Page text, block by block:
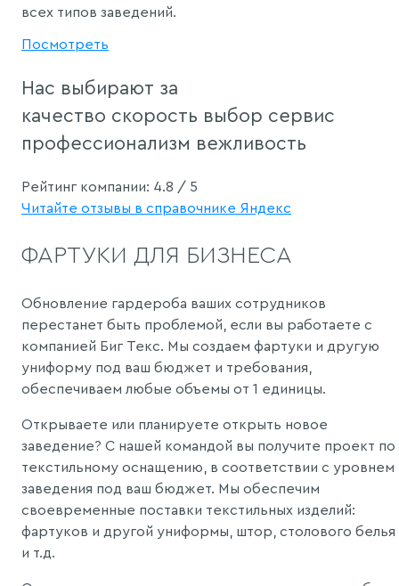
всех типов заведений.
Посмотреть
Нас выбирают за
качество скорость выбор сервис
профессионализм вежливость
Рейтинг компании: 4.8 / 5
Читайте отзывы в справочнике Яндекс
ФАРТУКИ ДЛЯ БИЗНЕСА
Обновление гардероба ваших сотрудников
перестанет быть проблемой, если вы работаете с
компанией Биг Текс. Мы создаем фартуки и другую
униформу под ваш бюджет и требования,
обеспечиваем любые объемы от 1 единицы.
Открываете или планируете открыть новое
заведение? С нашей командой вы получите проект по
текстильному оснащению, в соответствии с уровнем
заведения под ваш бюджет. Мы обеспечим
своевременные поставки текстильных изделий:
фартуков и другой униформы, штор, столового белья
и т.д.